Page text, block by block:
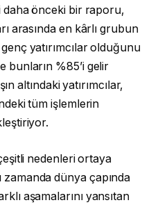
daha önceki bir raporu,
arasında en kârlı grubun
yatırımcılar olduğunu
bunların %85’i gelir
altındaki yatırımcılar,
tüm işlemlerin
nedenleri ortaya
zamanda dünya çapında
aşamalarını yansıtan